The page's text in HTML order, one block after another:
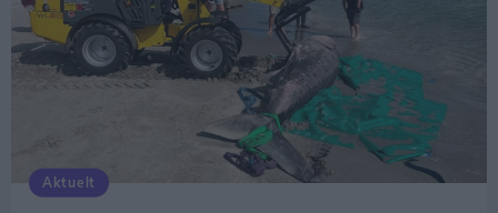
Aktuelt